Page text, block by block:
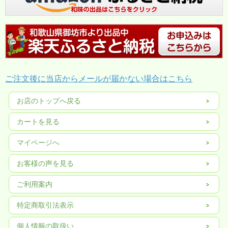
ご注文後に当店からメールが届かない場合はこちら
お店のトップへ戻る
カートを見る
マイページへ
お客様の声を見る
ご利用案内
特定商取引法表示
個人情報の取扱い